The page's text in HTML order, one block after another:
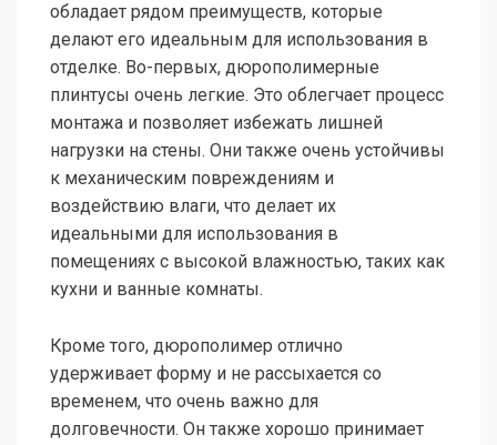
обладает рядом преимуществ, которые
делают его идеальным для использования в
отделке. Во-первых, дюрополимерные
плинтусы очень легкие. Это облегчает процесс
монтажа и позволяет избежать лишней
нагрузки на стены. Они также очень устойчивы
к механическим повреждениям и
воздействию влаги, что делает их
идеальными для использования в
помещениях с высокой влажностью, таких как
кухни и ванные комнаты.
Кроме того, дюрополимер отлично
удерживает форму и не рассыхается со
временем, что очень важно для
долговечности. Он также хорошо принимает